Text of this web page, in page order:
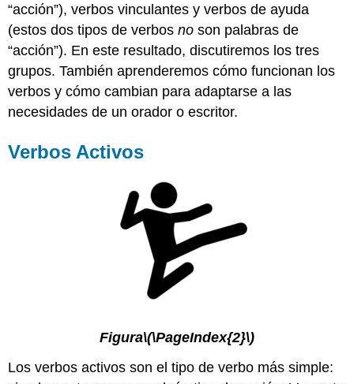
“acción”), verbos vinculantes y verbos de ayuda
(estos dos tipos de verbosno son palabras de
“acción”). En este resultado, discutiremos los tres
grupos. También aprenderemos cómo funcionan los
verbos y cómo cambian para adaptarse a las
necesidades de un orador o escritor.
Verbos Activos
Figura\(\PageIndex{2}\)
Los verbos activos son el tipo de verbo más simple: